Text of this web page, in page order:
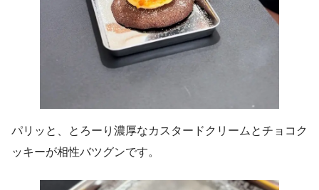
パリッと、とろーり濃厚なカスタードクリームとチョコク
ッキーが相性バツグンです。